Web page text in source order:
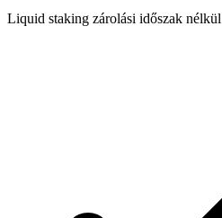
Liquid staking zárolási időszak nélkül